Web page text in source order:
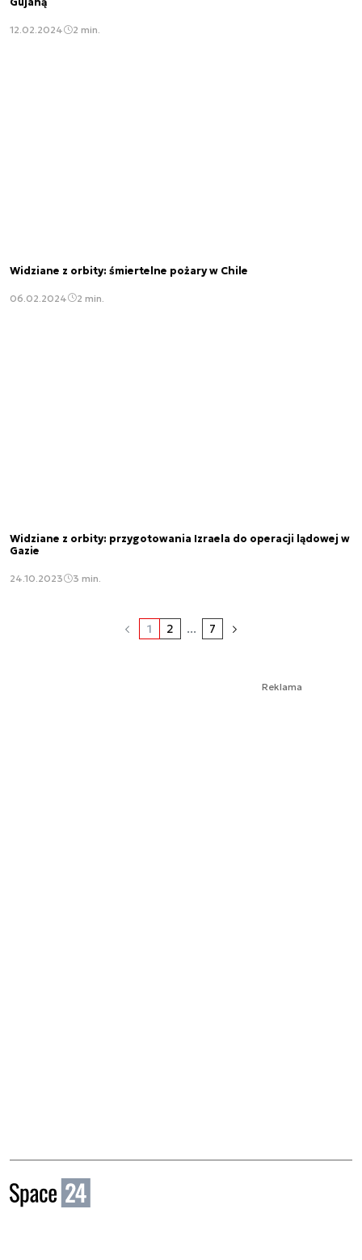
12.02.2024 2 min.
Widziane z orbity: śmiertelne pożary w Chile
06.02.2024 2 min.
Widziane z orbity: przygotowania Izraela do operacji lądowej w
Gazie
24.10.2023 3 min.
1 2 ... 7
Reklama